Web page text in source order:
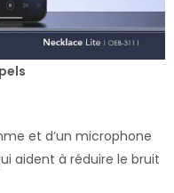
et d’un microphone
aident à réduire le bruit